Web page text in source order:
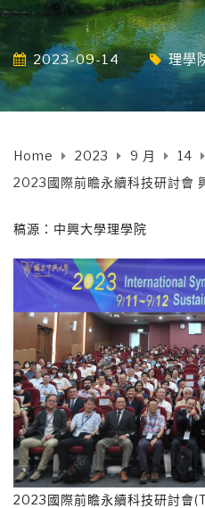
2023-09-14 理學
Home 2023 9 月
14
2023國際前瞻永續科技研討會
稿源：中興大學理學院
2023國際前瞻永續科技研討